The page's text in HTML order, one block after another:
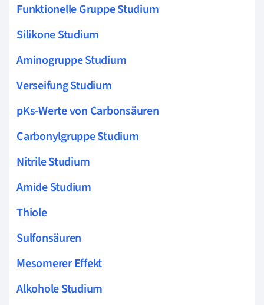
Funktionelle Gruppe Studium
Silikone Studium
Aminogruppe Studium
Verseifung Studium
pKs-Werte von Carbonsäuren
Carbonylgruppe Studium
Nitrile Studium
Amide Studium
Thiole
Sulfonsäuren
Mesomerer Effekt
Alkohole Studium